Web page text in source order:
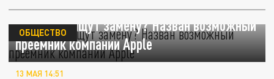
Тиму Куку ищут замену? Назван возможный
преемник компании Apple
ОБЩЕСТВО
13 МАЯ 14:51